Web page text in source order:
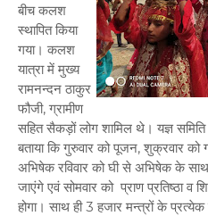
बीच कलश
स्थापित किया
गया। कलश
यात्रा में मुख्य
रामनन्दन ठाकुर
फौजी, ग्रामीण
सहित सैकड़ों लोग शामिल थे। यज्ञ
बताया कि गुरुवार को पूजन, शुक्रवार
अभिषेक रविवार को घी से अभिषेक के
जाएंगे एवं सोमवार को प्राण प्रतिष्ठा व
होगा। साथ ही 3 हजार मन्त्रों के